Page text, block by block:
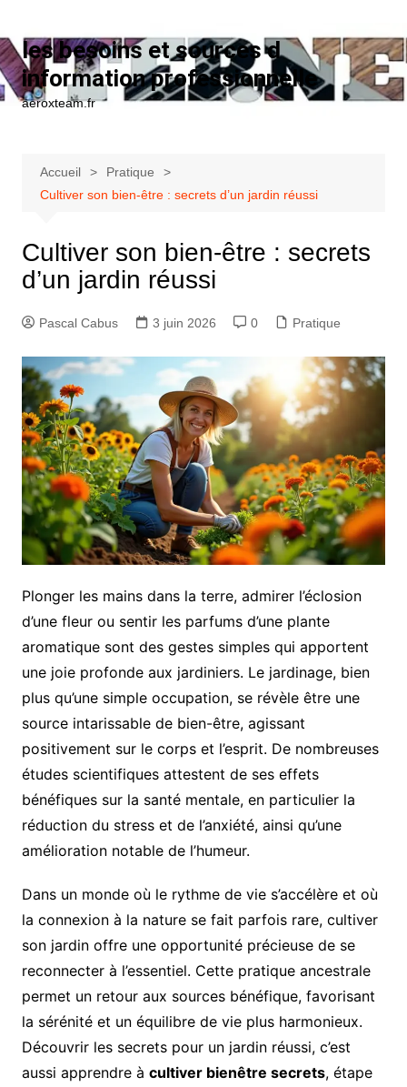
les besoins et sources d
information professionnelle
aeroxteam.fr
Accueil
Pratique
Cultiver son bien-être : secrets d’un jardin réussi
Cultiver son bien-être : secrets
d’un jardin réussi
Pascal Cabus 3 juin 2026 0 Pratique
Plonger les mains dans la terre, admirer l’éclosion
d’une fleur ou sentir les parfums d’une plante
aromatique sont des gestes simples qui apportent
une joie profonde aux jardiniers. Le jardinage, bien
plus qu’une simple occupation, se révèle être une
source intarissable de bien-être, agissant
positivement sur le corps et l’esprit. De nombreuses
études scientifiques attestent de ses effets
bénéfiques sur la santé mentale, en particulier la
réduction du stress et de l’anxiété, ainsi qu’une
amélioration notable de l’humeur.
Dans un monde où le rythme de vie s’accélère et où
la connexion à la nature se fait parfois rare, cultiver
son jardin offre une opportunité précieuse de se
reconnecter à l’essentiel. Cette pratique ancestrale
permet un retour aux sources bénéfique, favorisant
la sérénité et un équilibre de vie plus harmonieux.
Découvrir les secrets pour un jardin réussi, c’est
aussi apprendre à cultiver bienêtre secrets, étape